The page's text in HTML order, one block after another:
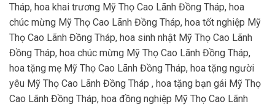
Tháp, hoa khai trương Mỹ Thọ Cao Lãnh Đồng Tháp, hoa
chúc mừng Mỹ Thọ Cao Lãnh Đồng Tháp, hoa tốt nghiệp Mỹ
Thọ Cao Lãnh Đồng Tháp, hoa sinh nhật Mỹ Thọ Cao Lãnh
Đồng Tháp, hoa chúc mừng Mỹ Thọ Cao Lãnh Đồng Tháp,
hoa tặng mẹ Mỹ Thọ Cao Lãnh Đồng Tháp, hoa tặng người
yêu Mỹ Thọ Cao Lãnh Đồng Tháp , hoa tặng bạn gái Mỹ Thọ
Cao Lãnh Đồng Tháp, hoa đồng nghiệp Mỹ Thọ Cao Lãnh